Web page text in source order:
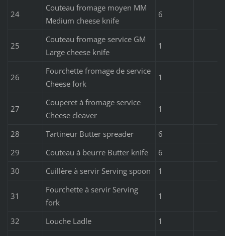
24
Couteau fromage moyen MM
Medium cheese knife
6
25
Couteau fromage service GM
Large cheese knife
1
26
Fourchette fromage de service
Cheese fork
1
27
Couperet à fromage service
Cheese cleaver
1
28 Tartineur Butter spreader
6
29
Couteau à beurre Butter knife
6
30
Cuillère à servir Serving spoon 1
31
Fourchette à servir Serving
fork
1
32 Louche Ladle 1